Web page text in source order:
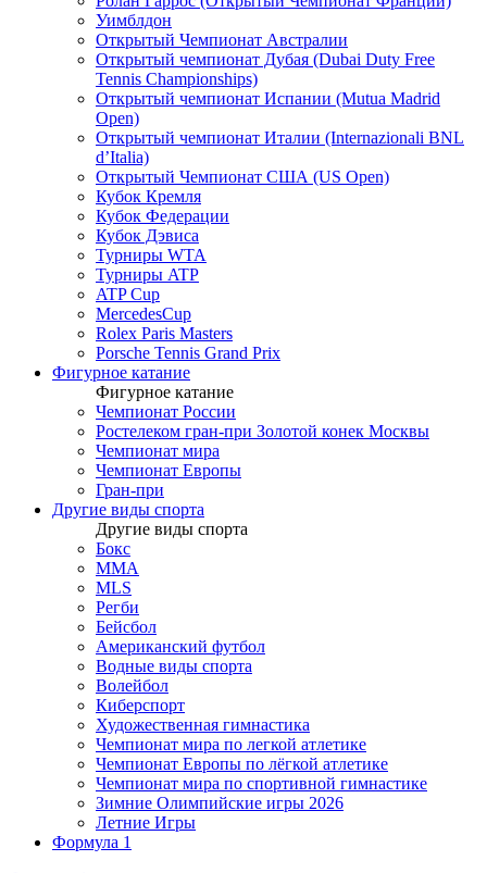
Уимблдон
Открытый Чемпионат Австралии
Открытый чемпионат Дубая (Dubai Duty Free
Tennis Championships)
Открытый чемпионат Испании (Mutua Madrid
Open)
Открытый чемпионат Италии (Internazionali BNL
d’Italia)
Открытый Чемпионат США (US Open)
Кубок Кремля
Кубок Федерации
Кубок Дэвиса
Турниры WTA
Турниры ATP
ATP Cup
MercedesCup
Rolex Paris Masters
Porsche Tennis Grand Prix
Фигурное катание
Фигурное катание
Чемпионат России
Ростелеком гран-при Золотой конек Москвы
Чемпионат мира
Чемпионат Европы
Гран-при
Другие виды спорта
Другие виды спорта
Бокс
MMA
MLS
Регби
Бейсбол
Американский футбол
Водные виды спорта
Волейбол
Киберспорт
Художественная гимнастика
Чемпионат мира по легкой атлетике
Чемпионат Европы по лёгкой атлетике
Чемпионат мира по спортивной гимнастике
Зимние Олимпийские игры 2026
Летние Игры
Формула 1